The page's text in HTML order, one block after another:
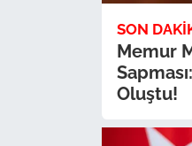
SON
Memur
Oluştu!